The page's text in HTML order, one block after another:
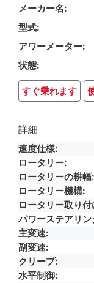
メーカー名
型式
アワーメーター
状態
すぐ乗れます
詳細
速度仕様
ロータリー
ロータリーの耕幅
ロータリー機構
ロータリー取り
パワーステアリン
主変速
副変速
クリープ
水平制御